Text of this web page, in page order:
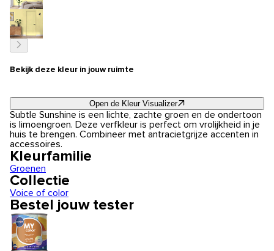
Bekijk deze kleur in jouw ruimte
Open de Kleur Visualizer
Subtle Sunshine is een lichte, zachte groen en de ondertoon
is limoengroen. Deze verfkleur is perfect om vrolijkheid in je
huis te brengen. Combineer met antracietgrijze accenten in
accessoires.
Kleurfamilie
Groenen
Collectie
Voice of color
Bestel jouw tester